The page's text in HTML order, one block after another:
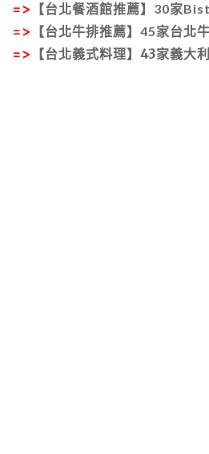
=> 【台北餐酒館推薦】30家
=> 【台北牛排推薦】45家台北
=> 【台北義式料理】43家義大